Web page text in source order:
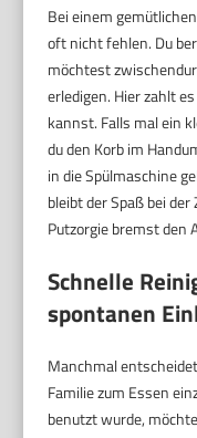
Bei einem
oft nicht fehlen. Du
möchtest
erledigen. Hier zahlt
kannst. Falls mal ein
du den Korb im
in die Spülmaschine
bleibt der Spaß bei
Putzorgie bremst den
Schnelle
spontanen
Manchmal
Familie zum Essen
benutzt wurde,